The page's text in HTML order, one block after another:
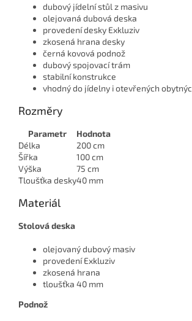
dubový jídelní stůl z masivu
olejovaná dubová deska
provedení desky Exkluziv
zkosená hrana desky
černá kovová podnož
dubový spojovací trám
stabilní konstrukce
vhodný do jídelny i otevřených
Rozměry
Parametr
Hodnota
Délka
200 cm
Šířka
100 cm
Výška
75 cm
Tloušťka desky40 mm
Materiál
Stolová deska
olejovaný dubový masiv
provedení Exkluziv
zkosená hrana
tloušťka 40 mm
Podnož